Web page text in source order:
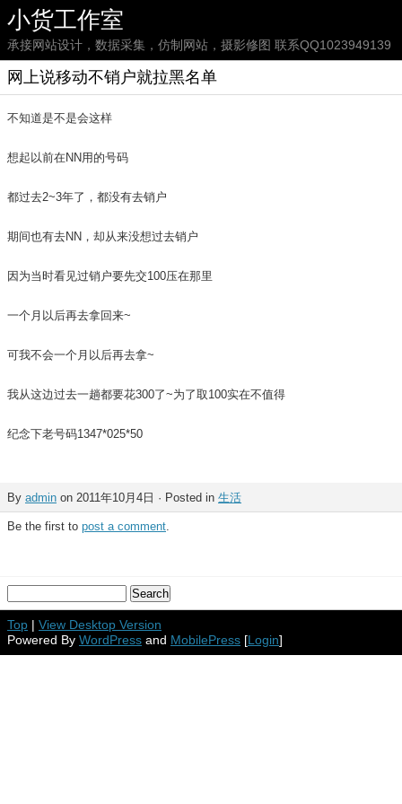
小货工作室
承接网站设计，数据采集，仿制网站，摄影修图 联系QQ1023949139
网上说移动不销户就拉黑名单
不知道是不是会这样
想起以前在NN用的号码
都过去2~3年了，都没有去销户
期间也有去NN，却从来没想过去销户
因为当时看见过销户要先交100压在那里
一个月以后再去拿回来~
可我不会一个月以后再去拿~
我从这边过去一趟都要花300了~为了取100实在不值得
纪念下老号码1347*025*50
By admin on 2011年10月4日 · Posted in 生活
Be the first to post a comment.
Top | View Desktop Version
Powered By WordPress and MobilePress [Login]